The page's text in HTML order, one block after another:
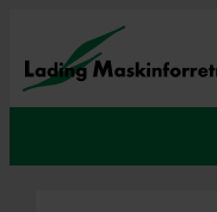
indholdet